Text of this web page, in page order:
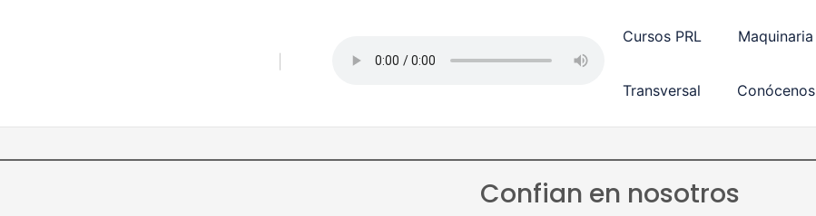
Cursos PRL Maquinaria
Transversal Conócenos
Empleado 1 – Asesoría Jurídica
Confian en nosotros